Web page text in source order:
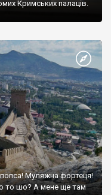
Кримських палаців.
Муляжна фортеця!
то шо? А мене ще там